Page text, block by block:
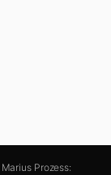
Marius Prozess: